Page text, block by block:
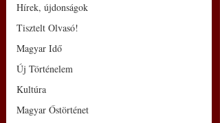
Hírek, újdonságok
Tisztelt Olvasó!
Magyar Idő
Új Történelem
Kultúra
Magyar Őstörténet